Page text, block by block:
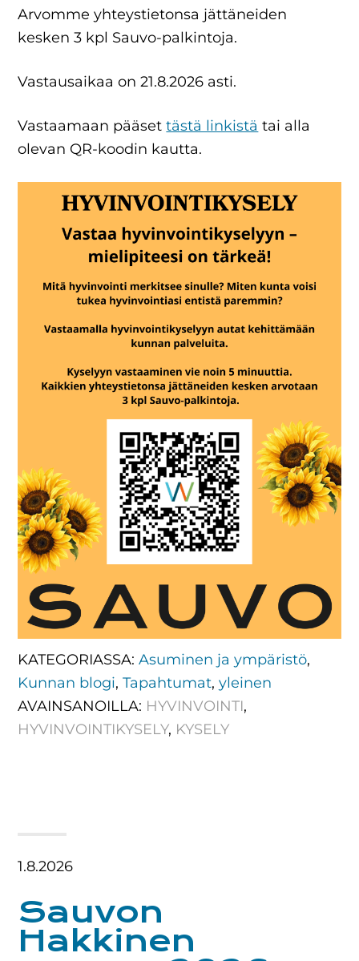
Arvomme yhteystietonsa jättäneiden
kesken 3 kpl Sauvo-palkintoja.
Vastausaikaa on 21.8.2026 asti.
Vastaamaan pääsettästä linkistä tai alla
olevan QR-koodin kautta.
KATEGORIASSA:Asuminen ja ympäristö,
Kunnan blogi,Tapahtumat,yleinen
AVAINSANOILLA: HYVINVOINTI,
HYVINVOINTIKYSELY, KYSELY
1.8.2026
Sauvon
Hakkinen